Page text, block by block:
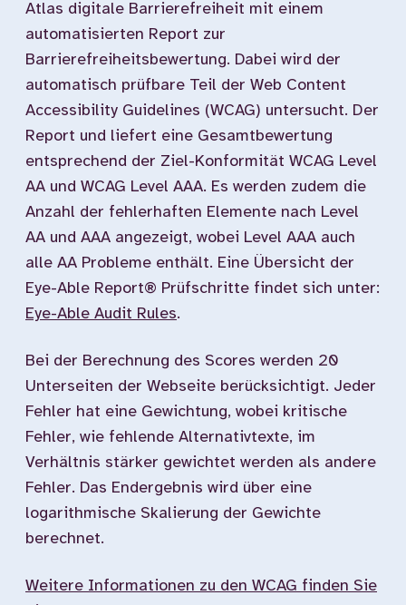
Atlas digitale Barrierefreiheit mit einem
automatisierten Report zur
Barrierefreiheitsbewertung. Dabei wird der
automatisch prüfbare Teil der Web Content
Accessibility Guidelines (WCAG) untersucht. Der
Report und liefert eine Gesamtbewertung
entsprechend der Ziel-Konformität WCAG Level
AA und WCAG Level AAA. Es werden zudem die
Anzahl der fehlerhaften Elemente nach Level
AA und AAA angezeigt, wobei Level AAA auch
alle AA Probleme enthält. Eine Übersicht der
Eye-Able Report® Prüfschritte findet sich unter:
Eye-Able Audit Rules.
Bei der Berechnung des Scores werden 20
Unterseiten der Webseite berücksichtigt. Jeder
Fehler hat eine Gewichtung, wobei kritische
Fehler, wie fehlende Alternativtexte, im
Verhältnis stärker gewichtet werden als andere
Fehler. Das Endergebnis wird über eine
logarithmische Skalierung der Gewichte
berechnet.
Weitere Informationen zu den WCAG finden Sie